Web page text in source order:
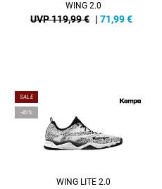
WING 2.0
UVP 119,99 € | 71,99€
SALE
-40%
WING LITE 2.0